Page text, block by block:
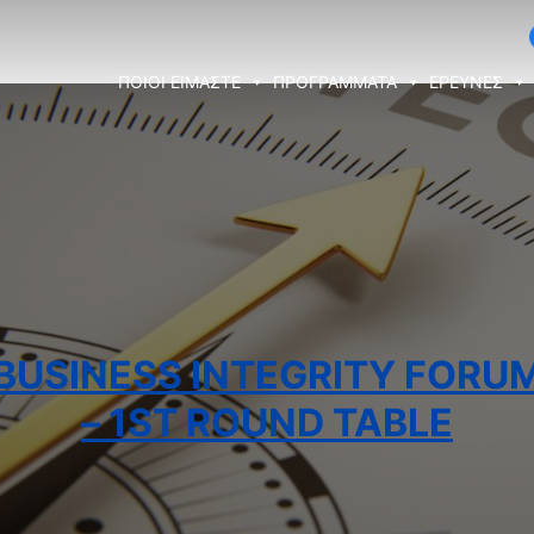
ΠΟΙΟΙ ΕΙΜΑΣΤΕ ΠΡΟΓΡΑΜΜΑΤΑ ΕΡΕΥΝΕΣ
INTEGRITY
– 1ST ROUND TABLE